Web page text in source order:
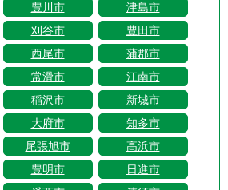
豊川市
津島市
刈谷市
豊田市
西尾市
蒲郡市
常滑市
江南市
稲沢市
新城市
大府市
知多市
尾張旭市
高浜市
豊明市
日進市